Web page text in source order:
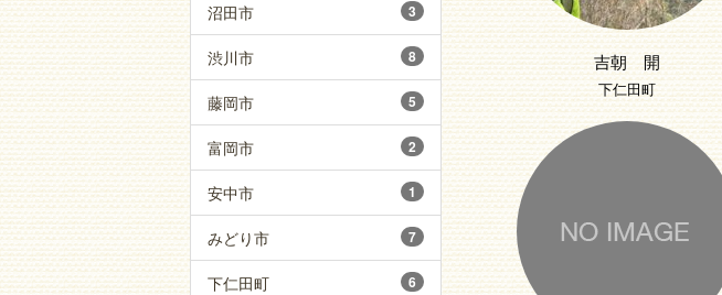
吉朝 開
下仁田町
沼田市 3
渋川市 8
藤岡市 5
富岡市 2
安中市 1
みどり市 7
下仁田町 6